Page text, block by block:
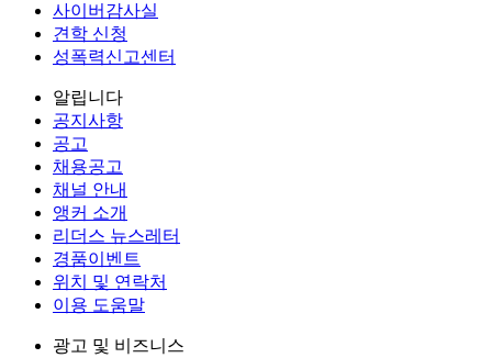
사이버감사실
견학 신청
성폭력신고센터
알립니다
공지사항
공고
채용공고
채널 안내
앵커 소개
리더스 뉴스레터
경품이벤트
위치 및 연락처
이용 도움말
광고 및 비즈니스